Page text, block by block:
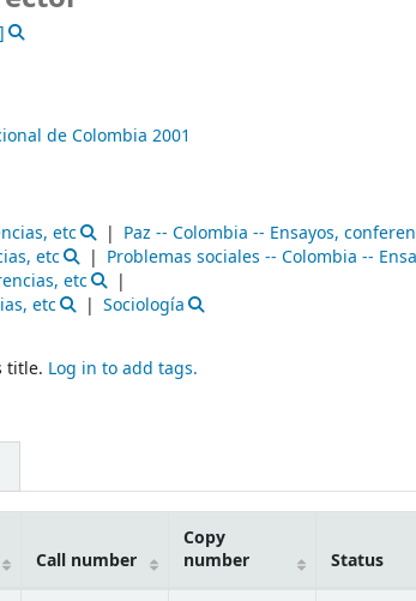
de Colombia 2001
etc
Paz -- Colombia -- Ensayos,
etc
Problemas sociales -- Colombia --
etc
etc
Sociología
title. Log in to add tags.
Call number
Copy
number
Status